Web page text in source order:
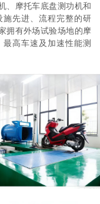
、摩托车底盘测功机和
施先进、流程完整的研
拥有外场试验场地的摩
高车速及加速性能测